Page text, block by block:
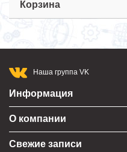
Корзина
Наша группа VK
Информация
О компании
Свежие записи